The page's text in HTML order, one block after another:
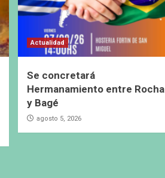
Actualidad
Se concretará
Hermanamiento entre Rocha
y Bagé
agosto 5, 2026